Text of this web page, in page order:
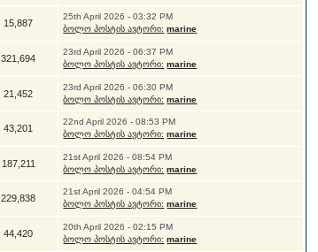
15,887
25th April 2026 - 03:32 PM
ბოლო პოსტის ავტორი: marine
321,694
23rd April 2026 - 06:37 PM
ბოლო პოსტის ავტორი: marine
21,452
23rd April 2026 - 06:30 PM
ბოლო პოსტის ავტორი: marine
43,201
22nd April 2026 - 08:53 PM
ბოლო პოსტის ავტორი: marine
187,211
21st April 2026 - 08:54 PM
ბოლო პოსტის ავტორი: marine
229,838
21st April 2026 - 04:54 PM
ბოლო პოსტის ავტორი: marine
44,420
20th April 2026 - 02:15 PM
ბოლო პოსტის ავტორი: marine